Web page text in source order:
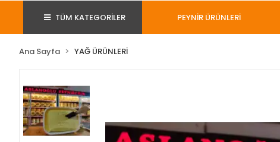
TÜM KATEGORİLER PEYNİR ÜRÜNLERİ
Ana Sayfa YAĞ ÜRÜNLERİ